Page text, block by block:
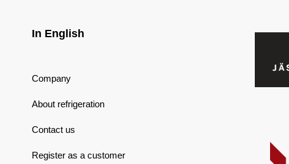
In English
Company
About refrigeration
Contact us
Register as a customer